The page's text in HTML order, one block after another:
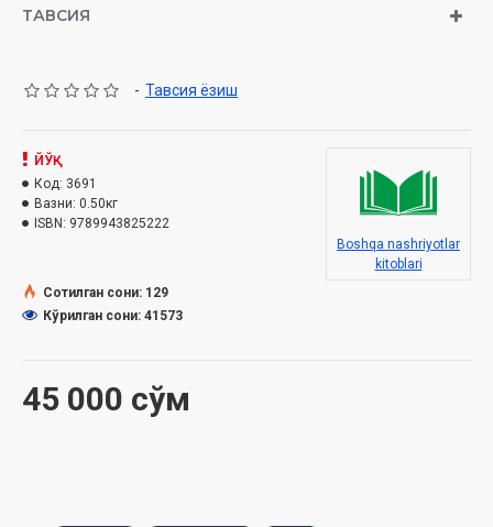
ҳузуридаги Дин ишлари бўйича қўмитанинг 10.11.2020
ТАВСИЯ
- Тавсия ёзиш
45 000 сўм
ЙЎҚ
Код: 3691
Вазни: 0.50кг
ISBN: 9789943825222
Boshqa nashriyotlar
kitoblari
Сотилган сони: 129
Кўрилган сони: 41573